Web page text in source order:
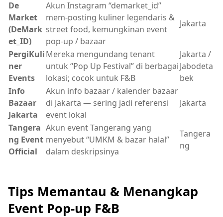
De
Market
(DeMark
et_ID)
Akun Instagram “demarket_id”
mem-posting kuliner legendaris &
street food, kemungkinan event
pop-up / bazaar
Jakarta
PergiKuli
ner
Events
Mereka mengundang tenant
untuk “Pop Up Festival” di berbagai
lokasi; cocok untuk F&B
Jakarta /
Jabodeta
bek
Info
Bazaar
Jakarta
Akun info bazaar / kalender bazaar
di Jakarta — sering jadi referensi
event lokal
Jakarta
Tangera
ng Event
Official
Akun event Tangerang yang
menyebut “UMKM & bazar halal”
dalam deskripsinya
Tangera
ng
Tips Memantau & Menangkap
Event Pop-up F&B